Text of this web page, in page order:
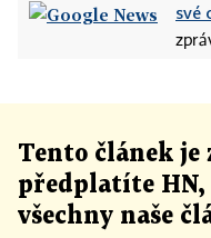
své
Tento článek je
předplatíte HN,
všechny naše